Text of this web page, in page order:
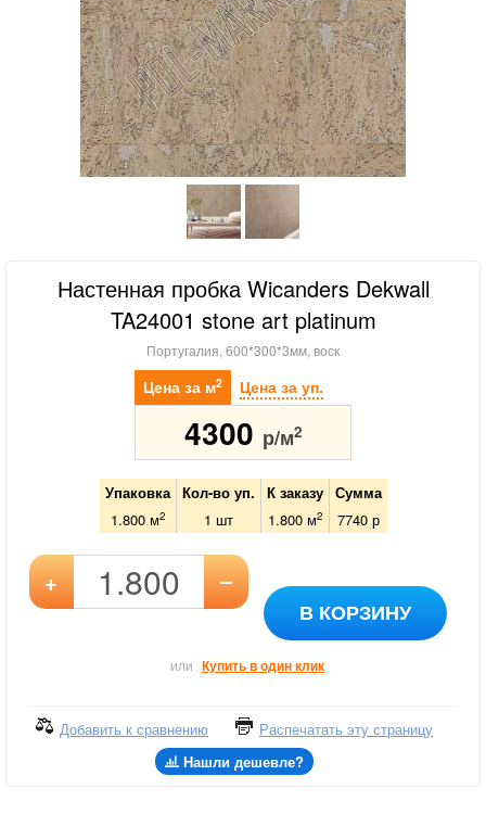
Настенная пробка Wicanders Dekwall
TA24001 stone art platinum
Португалия, 600*300*3мм, воск
Цена за м2 Цена за уп.
4300 р/м2
Упаковка Кол-во уп. К заказу
Сумма
1.800 м2 1 шт 1.800м2 7740р
+ –
В КОРЗИНУ
или Купить в один клик
Добавить к сравнению
Распечатать эту страницу
Нашли дешевле?